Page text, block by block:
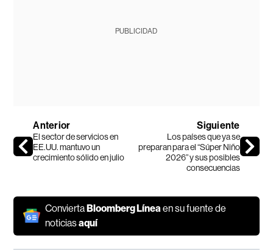
PUBLICIDAD
Anterior
El sector de servicios en
EE.UU. mantuvo un
crecimiento sólido en julio
Siguiente
Los países que ya se
preparan para el “Súper Niño
2026” y sus posibles
consecuencias
ConviertaBloomberg Línea en su fuente de
noticiasaquí